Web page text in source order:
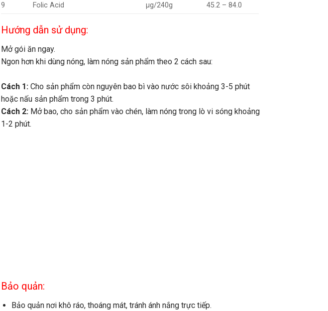
9
Folic Acid µg/240g 45.2 – 84.0
Hướng dẫn sử dụng:
Mở gói ăn ngay.
Ngon hơn khi dùng nóng, làm nóng sản phẩm theo 2 cách sau:
Cách 1: Cho sản phẩm còn nguyên bao bì vào nước sôi khoảng 3-5 phút
hoặc nấu sản phẩm trong 3 phút.
Cách 2: Mở bao, cho sản phẩm vào chén, làm nóng trong lò vi sóng khoảng
1-2 phút.
Bảo quản:
Bảo quản nơi khô ráo, thoáng mát, tránh ánh nắng trực tiếp.